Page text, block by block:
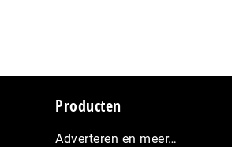
Producten
Adverteren en meer…